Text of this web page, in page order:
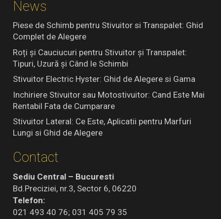
News
Piese de Schimb pentru Stivuitor si Transpalet: Ghid
Complet de Alegere
Roți și Cauciucuri pentru Stivuitor și Transpalet:
Tipuri, Uzură și Când le Schimbi
Stivuitor Electric Hyster: Ghid de Alegere si Gama
Inchiriere Stivuitor sau Motostivuitor: Cand Este Mai
Rentabil Fata de Cumparare
Stivuitor Lateral: Ce Este, Aplicatii pentru Marfuri
Lungi si Ghid de Alegere
Contact
Sediu Central – Bucuresti
Bd.Preciziei, nr.3, Sector 6, 06220
Telefon:
021 493 40 76; 031 405 79 35